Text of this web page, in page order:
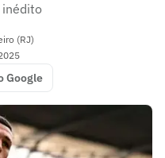
inédito
(RJ)
Google